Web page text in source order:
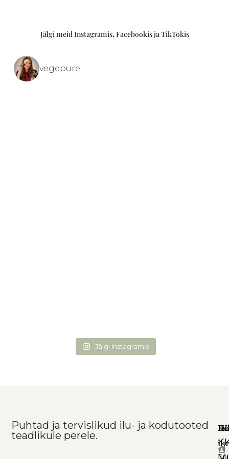
Jälgi meid Instagramis, Facebookis ja TikTokis
vegepure
Jälgi Instagramis
Puhtad ja tervislikud ilu- ja kodutooted
teadlikule perele.